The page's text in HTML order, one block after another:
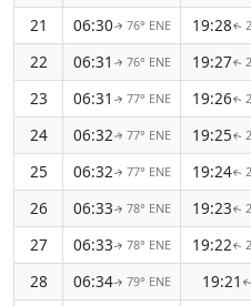
21
06:30↑ 76° ENE 19:28↑
22
06:31 ↑ 76° ENE 19:27↑
23
06:31 ↑ 77° ENE 19:26↑
24
06:32↑ 77° ENE 19:25↑
25
06:32↑ 77° ENE 19:24↑
26
06:33↑ 78° ENE 19:23↑
27
06:33↑ 78° ENE 19:22↑
28
06:34↑ 79° ENE 19:21 ↑